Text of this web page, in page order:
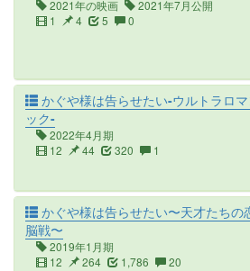
2021年の映画
2021年7月公開
1
4 5 0
かぐや様は告らせたい-ウルトラロマ
ック-
2022年4月期
12
44 320 1
かぐや様は告らせたい〜天才たちの
脳戦〜
2019年1月期
12
264 1,786 20